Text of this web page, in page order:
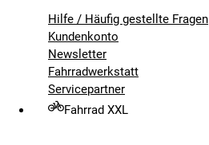
Hilfe / Häufig gestellte Fragen
Kundenkonto
Newsletter
Fahrradwerkstatt
Servicepartner
Fahrrad XXL